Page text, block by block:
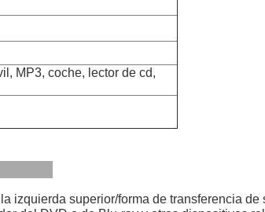
MP3, coche, lector de cd,
izquierda superior/forma de transferencia de